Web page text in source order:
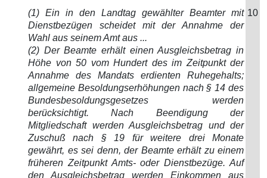
(1) Ein in den Landtag gewählter Beamter mit
Dienstbezügen scheidet mit der Annahme der
Wahl aus seinem Amt aus ...
(2) Der Beamte erhält einen Ausgleichsbetrag in
Höhe von 50 vom Hundert des im Zeitpunkt der
Annahme des Mandats erdienten Ruhegehalts;
allgemeine Besoldungserhöhungen nach § 14 des
Bundesbesoldungsgesetzes werden
berücksichtigt. Nach Beendigung der
Mitgliedschaft werden Ausgleichsbetrag und der
Zuschuß nach § 19 für weitere drei Monate
gewährt, es sei denn, der Beamte erhält zu einem
früheren Zeitpunkt Amts- oder Dienstbezüge. Auf
den Ausgleichsbetrag werden Einkommen aus
10